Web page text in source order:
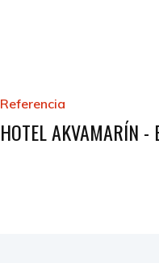
Referencia
HOTEL AKVAMARÍN -